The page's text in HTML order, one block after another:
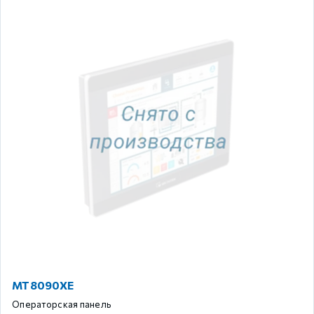
MT8090XE
Операторская панель